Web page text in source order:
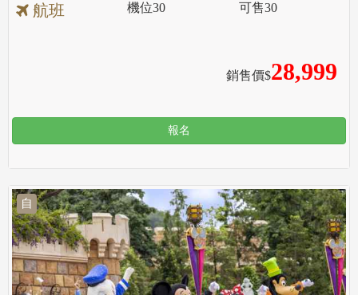
航班
銷售價$28,999
機位30 可售30
報名
自